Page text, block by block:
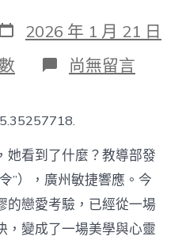
發
表
2026 年 1 月 21 日
在
〈若
化
解
“減
考
JIUYI
俱
意
翻
尚無留言
她看到了什麼？教導部發
”），廣州敏捷響應。今
的戀愛考驗，已經從一場
，變成了一場美學與心靈